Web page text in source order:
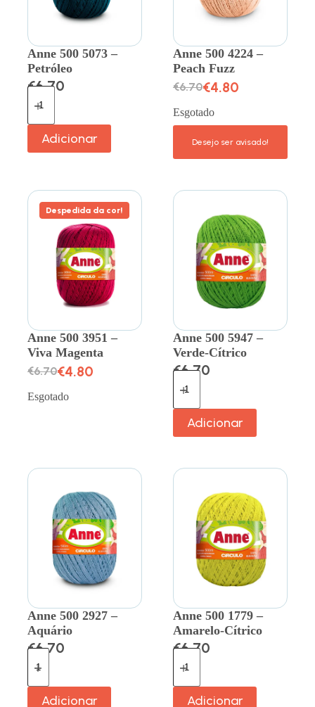
Anne 500 5073 –
Petróleo
€6.70
Adicionar
Anne 500 4224 –
Peach Fuzz
€6.70€4.80
Esgotado
Despedida da cor!
Anne 500 3951 –
Viva Magenta
€6.70€4.80
Esgotado
Anne 500 5947 –
Verde-Cítrico
€6.70
Adicionar
Anne 500 2927 –
Aquário
€6.70
Adicionar
Anne 500 1779 –
Amarelo-Cítrico
€6.70
Adicionar